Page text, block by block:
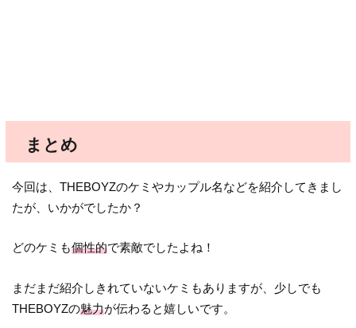
まとめ
今回は、THEBOYZのケミやカップル名などを紹介してきまし
たが、いかがでしたか？
どのケミも個性的で素敵でしたよね！
まだまだ紹介しきれていないケミもありますが、少しでも
THEBOYZの魅力が伝わると嬉しいです。